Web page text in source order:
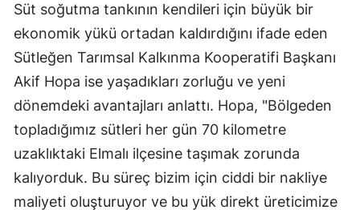
Süt soğutma tankının kendileri için büyük bir
ekonomik yükü ortadan kaldırdığını ifade eden
Sütleğen Tarımsal Kalkınma Kooperatifi Başkanı
Akif Hopa ise yaşadıkları zorluğu ve yeni
dönemdeki avantajları anlattı. Hopa, "Bölgeden
topladığımız sütleri her gün 70 kilometre
uzaklıktaki Elmalı ilçesine taşımak zorunda
kalıyorduk. Bu süreç bizim için ciddi bir nakliye
maliyeti oluşturuyor ve bu yük direkt üreticimize